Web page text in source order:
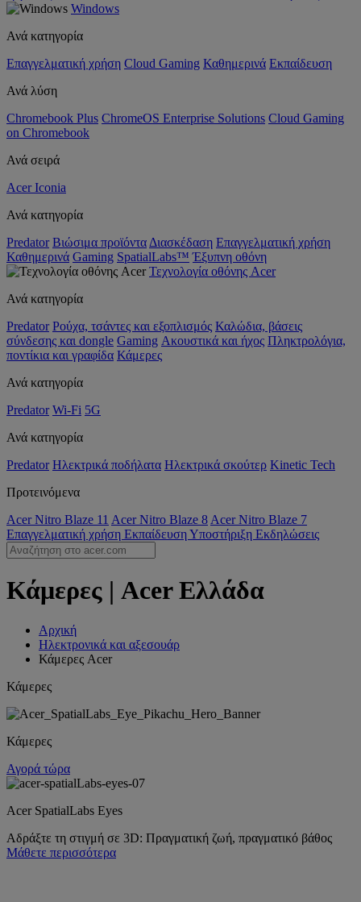
Windows
Ανά κατηγορία
Επαγγελματική χρήση Cloud Gaming Καθημερινά Εκπαίδευση
Ανά λύση
Chromebook Plus ChromeOS Enterprise Solutions Cloud Gaming
on Chromebook
Ανά σειρά
Acer Iconia
Ανά κατηγορία
Predator Βιώσιμα προϊόντα Διασκέδαση Επαγγελματική χρήση
Καθημερινά Gaming SpatialLabs™ Έξυπνη οθόνη
Τεχνολογία οθόνης Acer
Ανά κατηγορία
Predator Ρούχα, τσάντες και εξοπλισμός Καλώδια, βάσεις
σύνδεσης και dongle Gaming Ακουστικά και ήχος Πληκτρολόγια,
ποντίκια και γραφίδα Κάμερες
Ανά κατηγορία
Predator Wi-Fi 5G
Ανά κατηγορία
Predator Ηλεκτρικά ποδήλατα Ηλεκτρικά σκούτερ Kinetic Tech
Προτεινόμενα
Acer Nitro Blaze 11 Acer Nitro Blaze 8 Acer Nitro Blaze 7
Επαγγελματική χρήση ΕκπαίδευσηΥποστήριξη Εκδηλώσεις
Κάμερες | Acer Ελλάδα
Αρχική
Ηλεκτρονικά και αξεσουάρ
Κάμερες Acer
Κάμερες
Κάμερες
Αγορά τώρα
Acer SpatialLabs Eyes
Αδράξτε τη στιγμή σε 3D: Πραγματική ζωή, πραγματικό βάθος
Μάθετε περισσότερα